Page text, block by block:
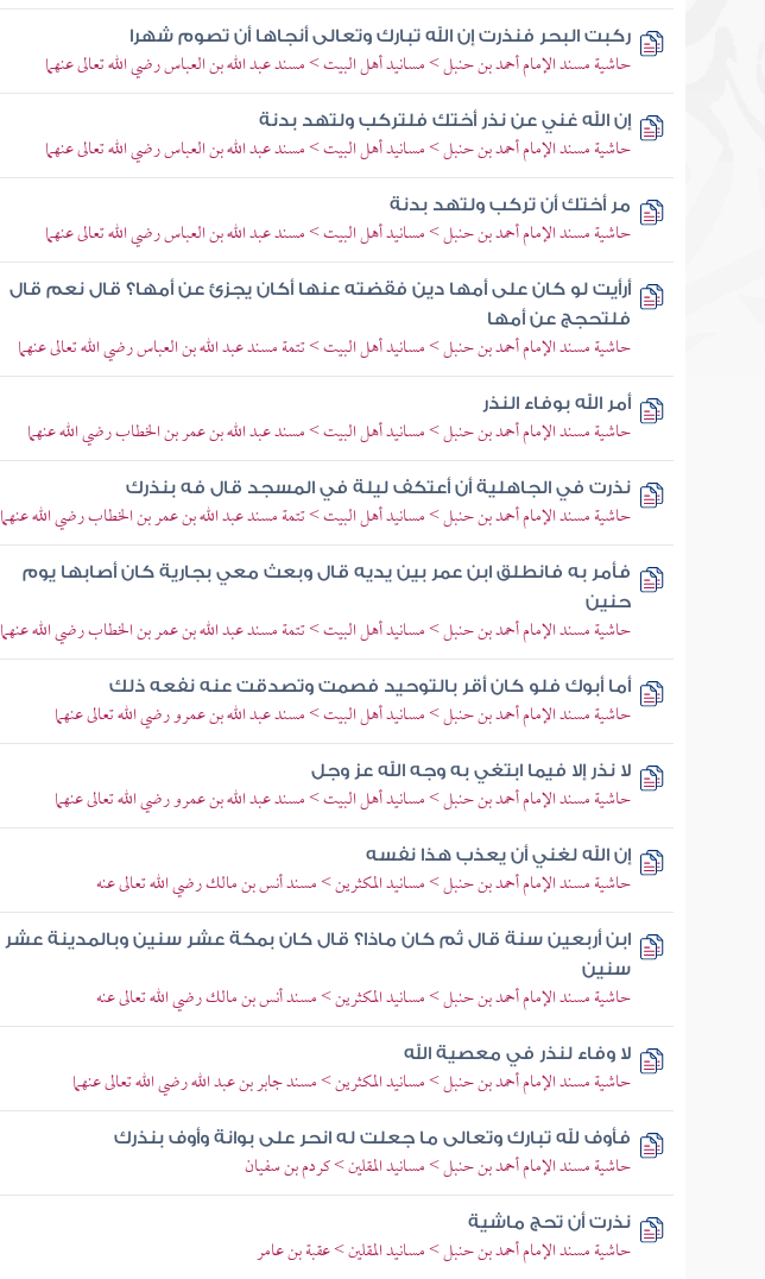
ركبت البحر فنذرت إن الله تبارك وتعالى أنجاها أن تصوم شهرا
حاشية مسند الإمام أحمد بن حنبل > مسانيد أهل البيت > مسند عبد الله بن العباس رضي الله تعالى عنهما
إن الله غني عن نذر أختك فلتركب ولتهد بدنة
حاشية مسند الإمام أحمد بن حنبل > مسانيد أهل البيت > مسند عبد الله بن العباس رضي الله تعالى عنهما
مر أختك أن تركب ولتهد بدنة
حاشية مسند الإمام أحمد بن حنبل > مسانيد أهل البيت > مسند عبد الله بن العباس رضي الله تعالى عنهما
أرأيت لو كان على أمها دين فقضته عنها أكان يجزئ عن أمها؟ قال نعم قال
فلتحجج عن أمها
حاشية مسند الإمام أحمد بن حنبل > مسانيد أهل البيت > تتمة مسند عبد الله بن العباس رضي الله تعالى عنهما
أمر الله بوفاء النذر
حاشية مسند الإمام أحمد بن حنبل > مسانيد أهل البيت > مسند عبد الله بن عمر بن الخطاب رضي الله عنهما
نذرت في الجاهلية أن أعتكف ليلة في المسجد قال فه بنذرك
حاشية مسند الإمام أحمد بن حنبل > مسانيد أهل البيت > تتمة مسند عبد الله بن عمر بن الخطاب رضي الله عنهما
فأمر به فانطلق ابن عمر بين يديه قال وبعث معي بجارية كان أصابها يوم
حنين
حاشية مسند الإمام أحمد بن حنبل > مسانيد أهل البيت > تتمة مسند عبد الله بن عمر بن الخطاب رضي الله عنهما
أما أبوك فلو كان أقر بالتوحيد فصمت وتصدقت عنه نفعه ذلك
حاشية مسند الإمام أحمد بن حنبل > مسانيد أهل البيت > مسند عبد الله بن عمرو رضي الله تعالى عنهما
لا نذر إلا فيما ابتغي به وجه الله عز وجل
حاشية مسند الإمام أحمد بن حنبل > مسانيد أهل البيت > مسند عبد الله بن عمرو رضي الله تعالى عنهما
إن الله لغني أن يعذب هذا نفسه
حاشية مسند الإمام أحمد بن حنبل > مسانيد المكثرين > مسند أنس بن مالك رضي الله تعالى عنه
ابن أربعين سنة قال ثم كان ماذا؟ قال كان بمكة عشر سنين وبالمدينة عشر
سنين
حاشية مسند الإمام أحمد بن حنبل > مسانيد المكثرين > مسند أنس بن مالك رضي الله تعالى عنه
لا وفاء لنذر في معصية الله
حاشية مسند الإمام أحمد بن حنبل > مسانيد المكثرين > مسند جابر بن عبد الله رضي الله تعالى عنهما
فأوف لله تبارك وتعالى ما جعلت له انحر على بوانة وأوف بنذرك
حاشية مسند الإمام أحمد بن حنبل > مسانيد المقلين > كردم بن سفيان
نذرت أن تحج ماشية
حاشية مسند الإمام أحمد بن حنبل > مسانيد المقلين > عقبة بن عامر